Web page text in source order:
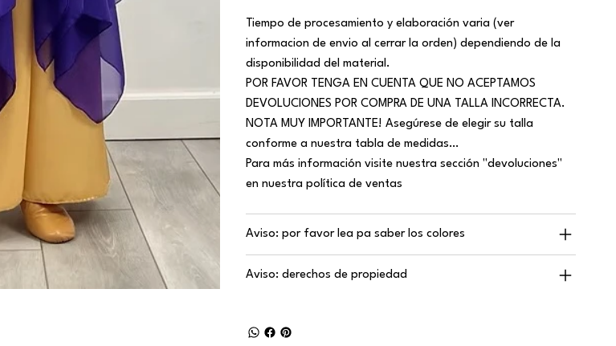
Tiempo de procesamiento y elaboración varia (ver
informacion de envio al cerrar la orden) dependiendo de la
disponibilidad del material.
POR FAVOR TENGA EN CUENTA QUE NO ACEPTAMOS
DEVOLUCIONES POR COMPRA DE UNA TALLA INCORRECTA.
NOTA MUY IMPORTANTE! Asegúrese de elegir su talla
conforme a nuestra tabla de medidas…
Para más información visite nuestra sección "devoluciones"
en nuestra política de ventas
Aviso: por favor lea pa saber los colores
Aviso: derechos de propiedad